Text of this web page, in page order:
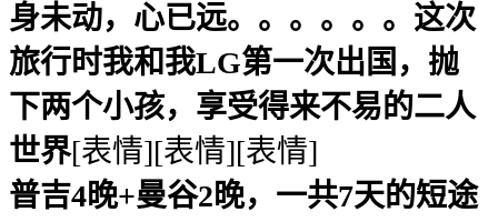
身未动，心已远。。。。。。这次
旅行时我和我LG第一次出国，抛
下两个小孩，享受得来不易的二人
世界[表情][表情][表情]
普吉4晚+曼谷2晚，一共7天的短途